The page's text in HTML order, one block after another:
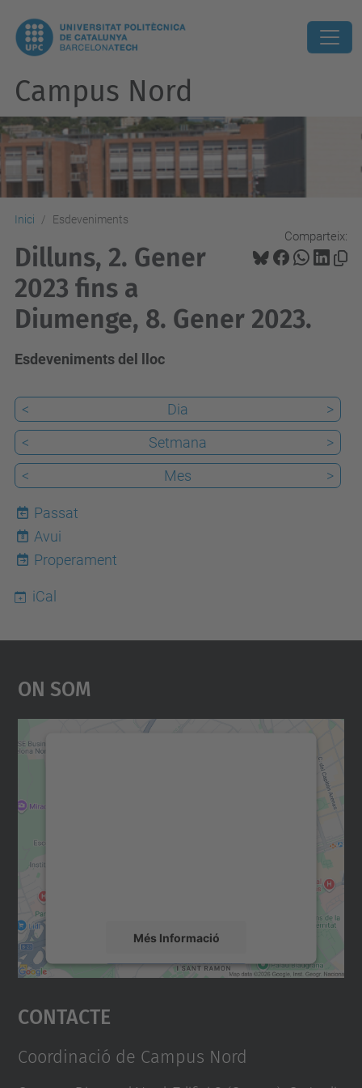
Campus Nord
Inici Esdeveniments
Comparteix:
Dilluns, 2. Gener
2023 fins a
Diumenge, 8. Gener 2023.
Esdeveniments del lloc
< Dia
>
<
Setmana
>
<
Mes >
Passat
8
Avui
Properament
iCal
On Som
Més Informació
Accepta
powered by
Contacte
Coordinació de Campus Nord